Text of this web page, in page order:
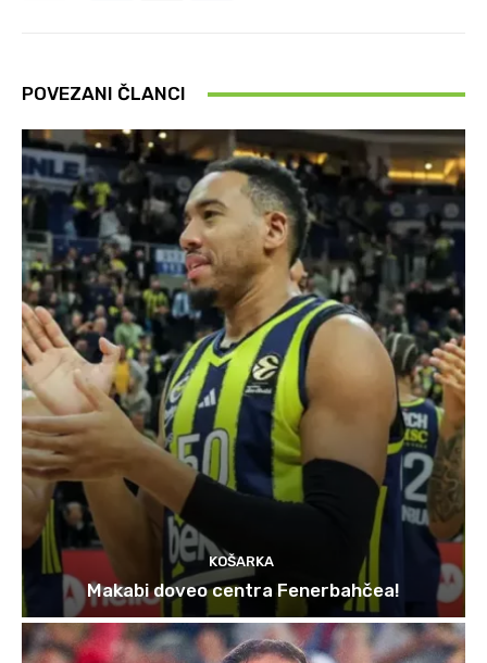
POVEZANI ČLANCI
KOŠARKA
Makabi doveo centra Fenerbahčea!